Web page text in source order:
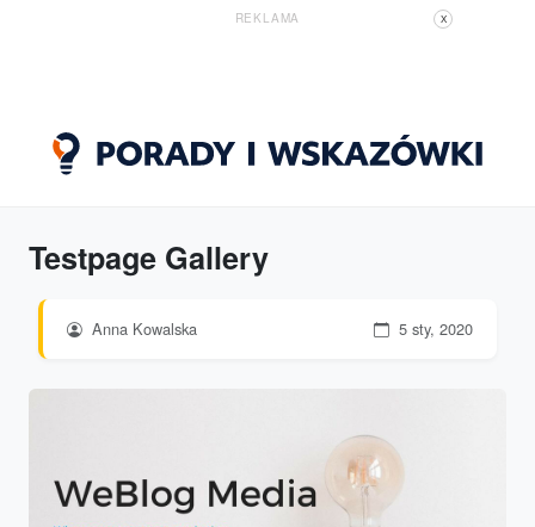
REKLAMA X
Testpage Gallery
Anna Kowalska 5 sty, 2020